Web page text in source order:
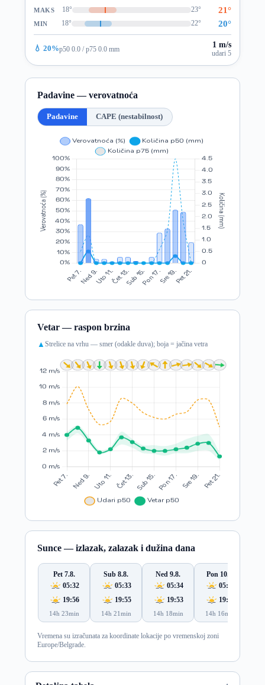
MAKS 18° 23° 21°
MIN 18° 22° 20°
💧 20%p50 0.0 / p75 0.0 mm 1 m/s
udari 5
Padavine — verovatnoća
Padavine CAPE (nestabilnost)
Vetar — raspon brzina
▲ Strelice na vrhu — smer (odakle duva); boja = jačina vetra
Sunce — izlazak, zalazak i dužina dana
Pet 7.8.
05:32
19:56
14h 23min
Sub 8.8.
05:33
19:55
14h 21min
Ned 9.8.
05:34
19:53
14h 18min
Pon 10.8.
05:35
19:52
14h 16min
Vremena su izračunata za koordinate lokacije po vremenskoj zoni
Europe/Belgrade.